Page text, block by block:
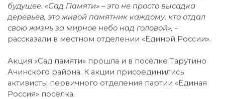
будущее. «Сад Памяти» – это не просто высадка
деревьев, это живой памятник каждому, кто отдал
свою жизнь за мирное небо над головой», -
рассказали в местном отделении «Единой России».
Акция «Сад памяти» прошла и в посёлке Тарутино
Ачинского района. К акции присоединились
активисты первичного отделения партии «Единая
Россия» посёлка.